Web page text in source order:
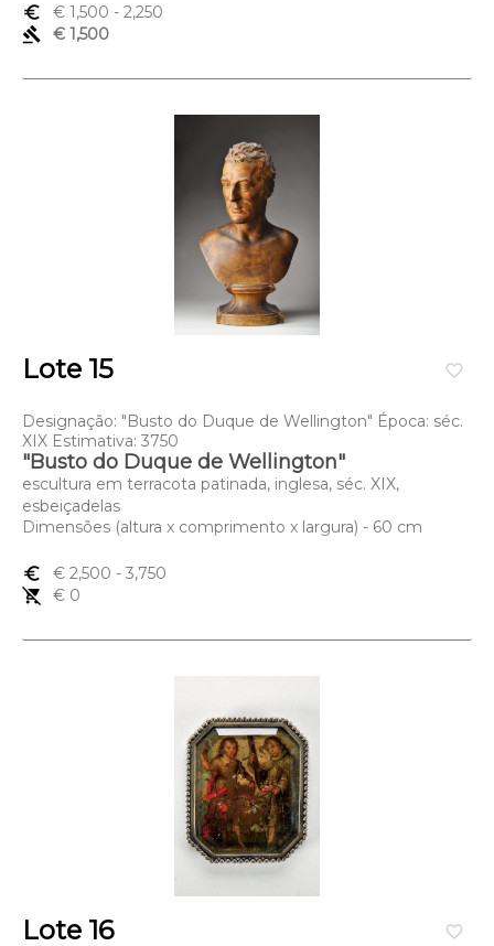
euro_symbol
€ 1,500 - 2,250
gavel
€ 1,500
favorite_border
Lote 15
Designação: "Busto do Duque de Wellington" Época: séc.
XIX Estimativa: 3750
"Busto do Duque de Wellington"
escultura em terracota patinada, inglesa, séc. XIX,
esbeiçadelas
Dimensões (altura x comprimento x largura) - 60 cm
euro_symbol € 2,500 - 3,750
remove_shopping_cart
€ 0
favorite_border
Lote 16